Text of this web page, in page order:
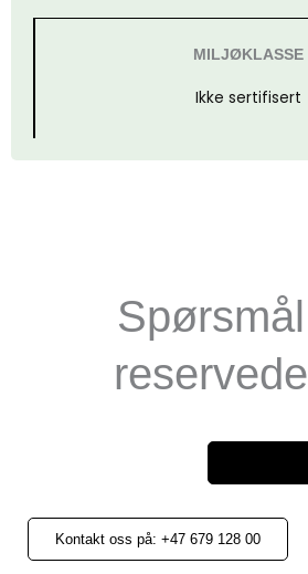
MILJØKLASSE
Ikke sertifisert
Kontakt oss på: +47 679 128 00